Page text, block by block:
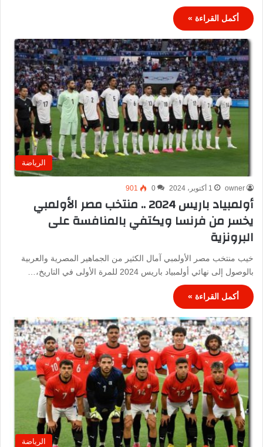
أكمل القراءة »
الرياضة
owner 1 أكتوبر، 2024 0
901
أولمبياد باريس 2024 .. منتخب مصر الأولمبي
يخسر من فرنسا ويكتفي بالمنافسة على
البرونزية
خيب منتخب مصر الأولمبي آمال الكثير من الجماهير المصرية والعربية
بالوصول إلى نهائي أولمبياد باريس 2024 للمرة الأولى في التاريخ،…
أكمل القراءة »
الرياضة